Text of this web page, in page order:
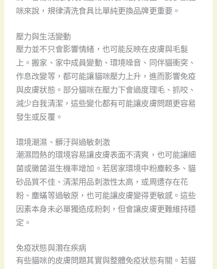
咪來說，規律清洗食具比單純更換品牌更重要。
壓力與生活變動
壓力並不只會影響情緒，也可能反映在皮膚與毛髮
上。搬家、家中成員變動、環境噪音、同伴貓衝突、
作息改變等，都可能讓貓咪壓力上升，進而影響免疫
與皮膚狀態。部分貓咪在壓力下會過度理毛、抓咬、
減少自我清潔，這些變化都有可能讓皮膚問題更容易
發生或反覆。
環境潮濕、髒汙與過敏刺激
潮濕悶熱的環境容易讓皮膚表面不清爽，也可能讓細
菌或黴菌滋生機率增加。若居家環境中粉塵較多、貓
砂品質不佳、清潔用品刺激性太高，或周遭存在花
粉、塵蟎等過敏原，也可能讓皮膚變得更敏感。這些
因素本身未必單獨造成粉刺，但會讓皮膚更難維持穩
定。
免疫狀態與潛在疾病
有些貓咪的皮膚問題其實與整體免疫狀態有關。若貓